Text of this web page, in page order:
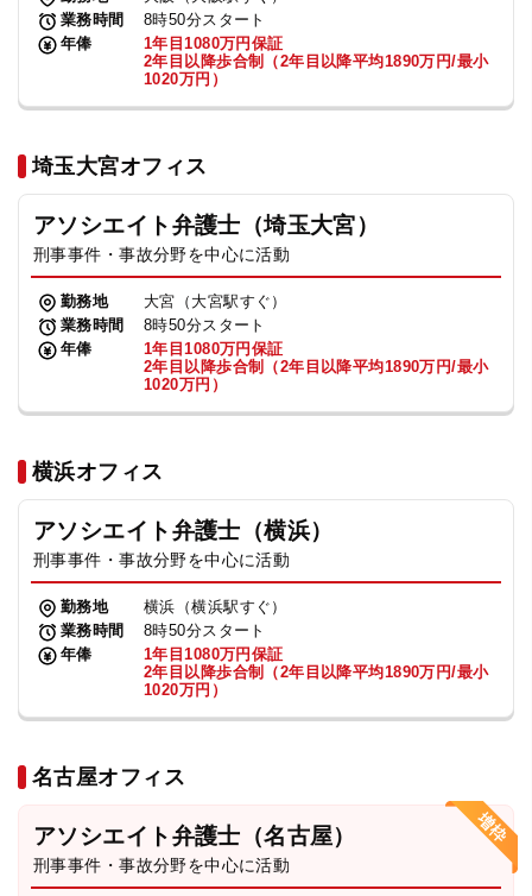
業務時間
8時50分スタート
年俸
1年目1080万円保証
2年目以降歩合制（2年目以降平均1890万円/最小
1020万円）
埼玉大宮オフィス
アソシエイト弁護士（埼玉大宮）
刑事事件・事故分野を中心に活動
勤務地
大宮（大宮駅すぐ）
業務時間
8時50分スタート
年俸
1年目1080万円保証
2年目以降歩合制（2年目以降平均1890万円/最小
1020万円）
横浜オフィス
アソシエイト弁護士（横浜）
刑事事件・事故分野を中心に活動
勤務地
横浜（横浜駅すぐ）
業務時間
8時50分スタート
年俸
1年目1080万円保証
2年目以降歩合制（2年目以降平均1890万円/最小
1020万円）
名古屋オフィス
アソシエイト弁護士（名古屋）
刑事事件・事故分野を中心に活動